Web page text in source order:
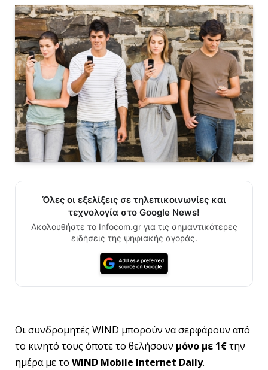
Όλες οι εξελίξεις σε τηλεπικοινωνίες και
τεχνολογία στο Google News!
Ακολουθήστε το Infocom.gr για τις σημαντικότερες
ειδήσεις της ψηφιακής αγοράς.
Οι συνδρομητές WIND μπορούν να σερφάρουν από
το κινητό τους όποτε το θελήσουν μόνο με 1€την
ημέρα με το WIND Mobile Internet Daily.